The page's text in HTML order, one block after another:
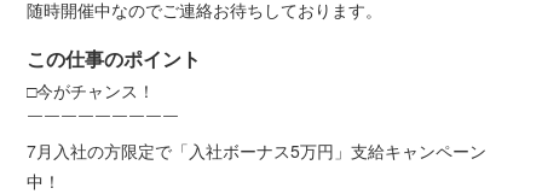
随時開催中なのでご連絡お待ちしております。
この仕事のポイント
□今がチャンス！
￣￣￣￣￣￣￣￣￣
7月入社の方限定で「入社ボーナス5万円」支給キャンペーン
中！